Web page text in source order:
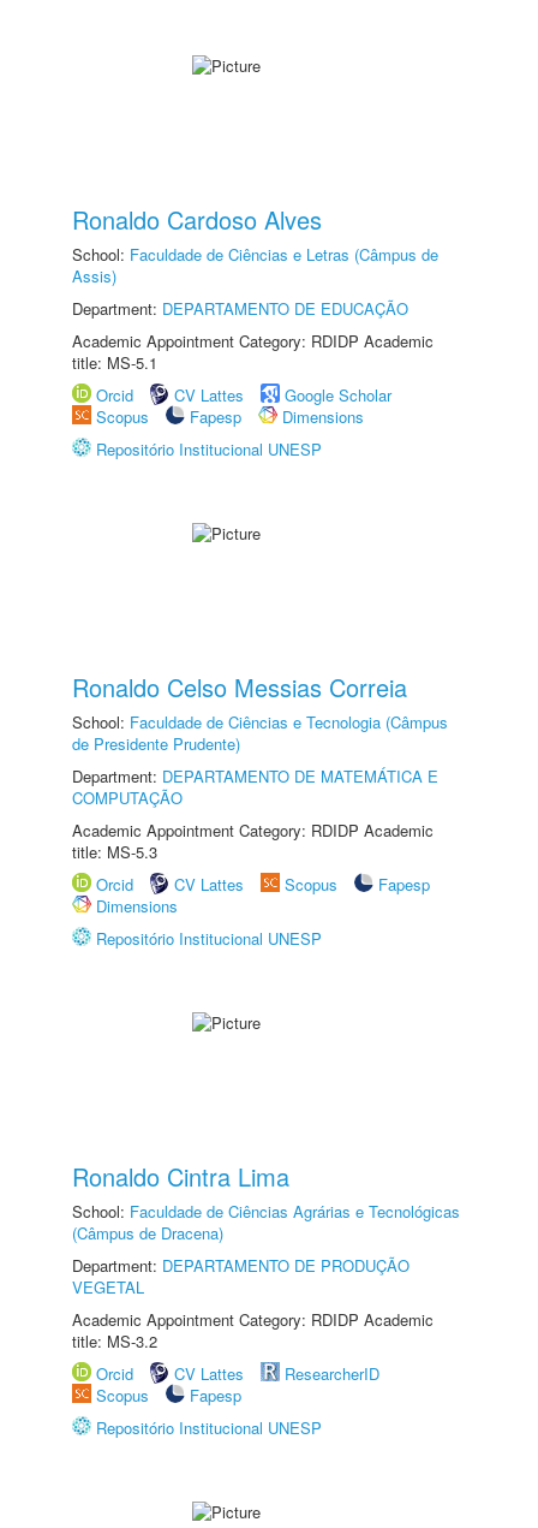
Ronaldo Cardoso Alves
School: Faculdade de Ciências e Letras (Câmpus de
Assis)
Department: DEPARTAMENTO DE EDUCAÇÃO
Academic Appointment Category: RDIDP Academic
title: MS-5.1
Orcid
CV Lattes
Google Scholar
Scopus
Fapesp
Dimensions
Repositório Institucional UNESP
Ronaldo Celso Messias Correia
School: Faculdade de Ciências e Tecnologia (Câmpus
de Presidente Prudente)
Department: DEPARTAMENTO DE MATEMÁTICA E
COMPUTAÇÃO
Academic Appointment Category: RDIDP Academic
title: MS-5.3
Orcid
CV Lattes Scopus
Fapesp
Dimensions
Repositório Institucional UNESP
Ronaldo Cintra Lima
School: Faculdade de Ciências Agrárias e Tecnológicas
(Câmpus de Dracena)
Department: DEPARTAMENTO DE PRODUÇÃO
VEGETAL
Academic Appointment Category: RDIDP Academic
title: MS-3.2
Orcid
CV Lattes
ResearcherID
Scopus
Fapesp
Repositório Institucional UNESP